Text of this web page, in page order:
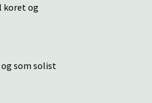
koret og
som solist